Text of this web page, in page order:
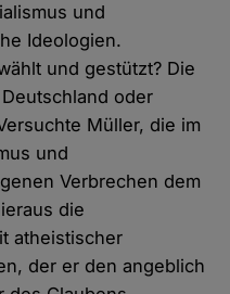
und
Ideologien.
und gestützt? Die
oder
Müller, die im
und
Verbrechen dem
die
atheistischer
der er den angeblich